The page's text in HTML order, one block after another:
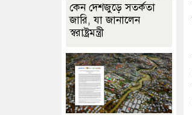
কেন দেশজুড়ে সতর্কতা
জারি, যা জানালেন
স্বরাষ্ট্রমন্ত্রী